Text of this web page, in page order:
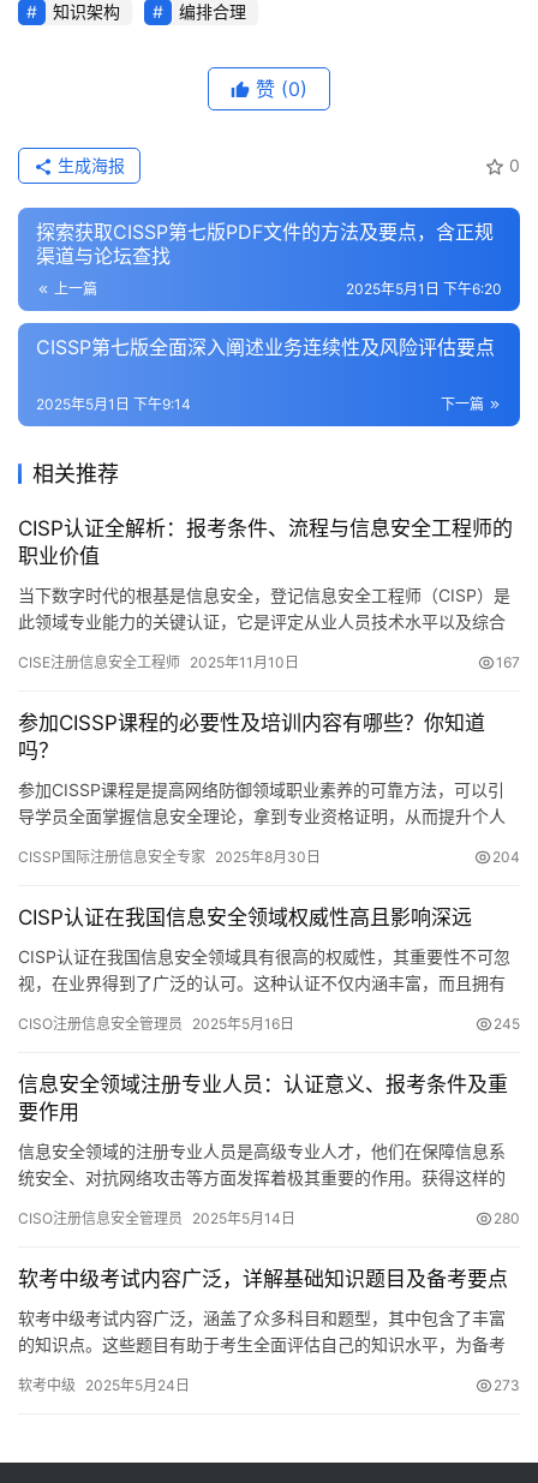
知识架构
编排合理
赞 (0)
0
生成海报
探索获取CISSP第七版PDF文件的方法及要点，含正规
渠道与论坛查找
上一篇 2025年5月1日 下午6:20
CISSP第七版全面深入阐述业务连续性及风险评估要点
下一篇
2025年5月1日 下午9:14
相关推荐
CISP认证全解析：报考条件、流程与信息安全工程师的
职业价值
当下数字时代的根基是信息安全，登记信息安全工程师（CISP）是
此领域专业能力的关键认证，它是评定从业人员技术水平以及综合
CISE注册信息安全工程师 2025年11月10日 167
参加CISSP课程的必要性及培训内容有哪些？你知道
吗？
参加CISSP课程是提高网络防御领域职业素养的可靠方法，可以引
导学员全面掌握信息安全理论，拿到专业资格证明，从而提升个人
CISSP国际注册信息安全专家 2025年8月30日 204
CISP认证在我国信息安全领域权威性高且影响深远
CISP认证在我国信息安全领域具有很高的权威性，其重要性不可忽
视，在业界得到了广泛的认可。这种认证不仅内涵丰富，而且拥有
CISO注册信息安全管理员 2025年5月16日 245
信息安全领域注册专业人员：认证意义、报考条件及重
要作用
信息安全领域的注册专业人员是高级专业人才，他们在保障信息系
统安全、对抗网络攻击等方面发挥着极其重要的作用。获得这样的
CISO注册信息安全管理员 2025年5月14日 280
软考中级考试内容广泛，详解基础知识题目及备考要点
软考中级考试内容广泛，涵盖了众多科目和题型，其中包含了丰富
的知识点。这些题目有助于考生全面评估自己的知识水平，为备考
软考中级 2025年5月24日 273